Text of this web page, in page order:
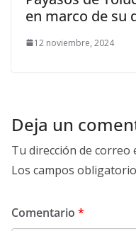
en marco de su
12 noviembre, 2024
Deja un
Tu dirección de correo
Los campos
Comentario *